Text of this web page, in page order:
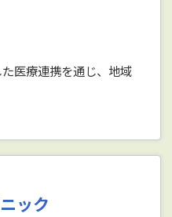
医療連携を通じ、地域
ック